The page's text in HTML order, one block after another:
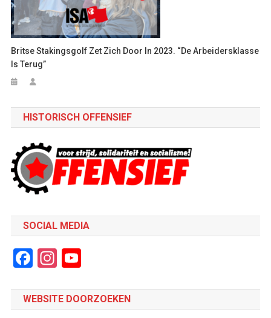
Britse Stakingsgolf Zet Zich Door In 2023. “De Arbeidersklasse
Is Terug”
HISTORISCH OFFENSIEF
SOCIAL MEDIA
Facebook
Instagram
WEBSITE DOORZOEKEN